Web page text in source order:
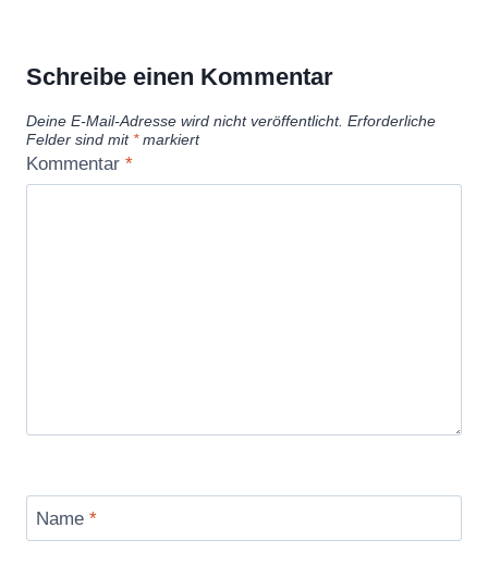
Schreibe einen Kommentar
Deine E-Mail-Adresse wird nicht veröffentlicht. Erforderliche
Felder sind mit *markiert
Kommentar *
Name *